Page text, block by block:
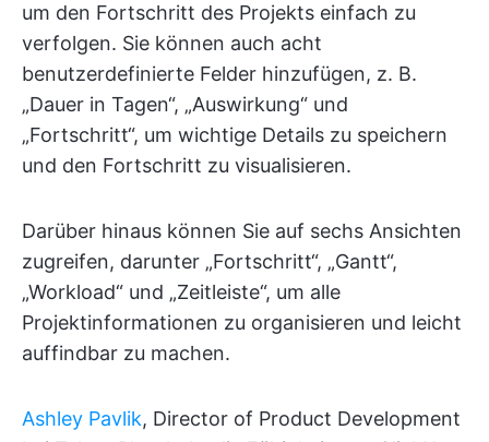
um den Fortschritt des Projekts einfach zu
verfolgen. Sie können auch acht
benutzerdefinierte Felder hinzufügen, z. B.
„Dauer in Tagen“, „Auswirkung“ und
„Fortschritt“, um wichtige Details zu speichern
und den Fortschritt zu visualisieren.
Darüber hinaus können Sie auf sechs Ansichten
zugreifen, darunter „Fortschritt“, „Gantt“,
„Workload“ und „Zeitleiste“, um alle
Projektinformationen zu organisieren und leicht
auffindbar zu machen.
Ashley Pavlik, Director of Product Development